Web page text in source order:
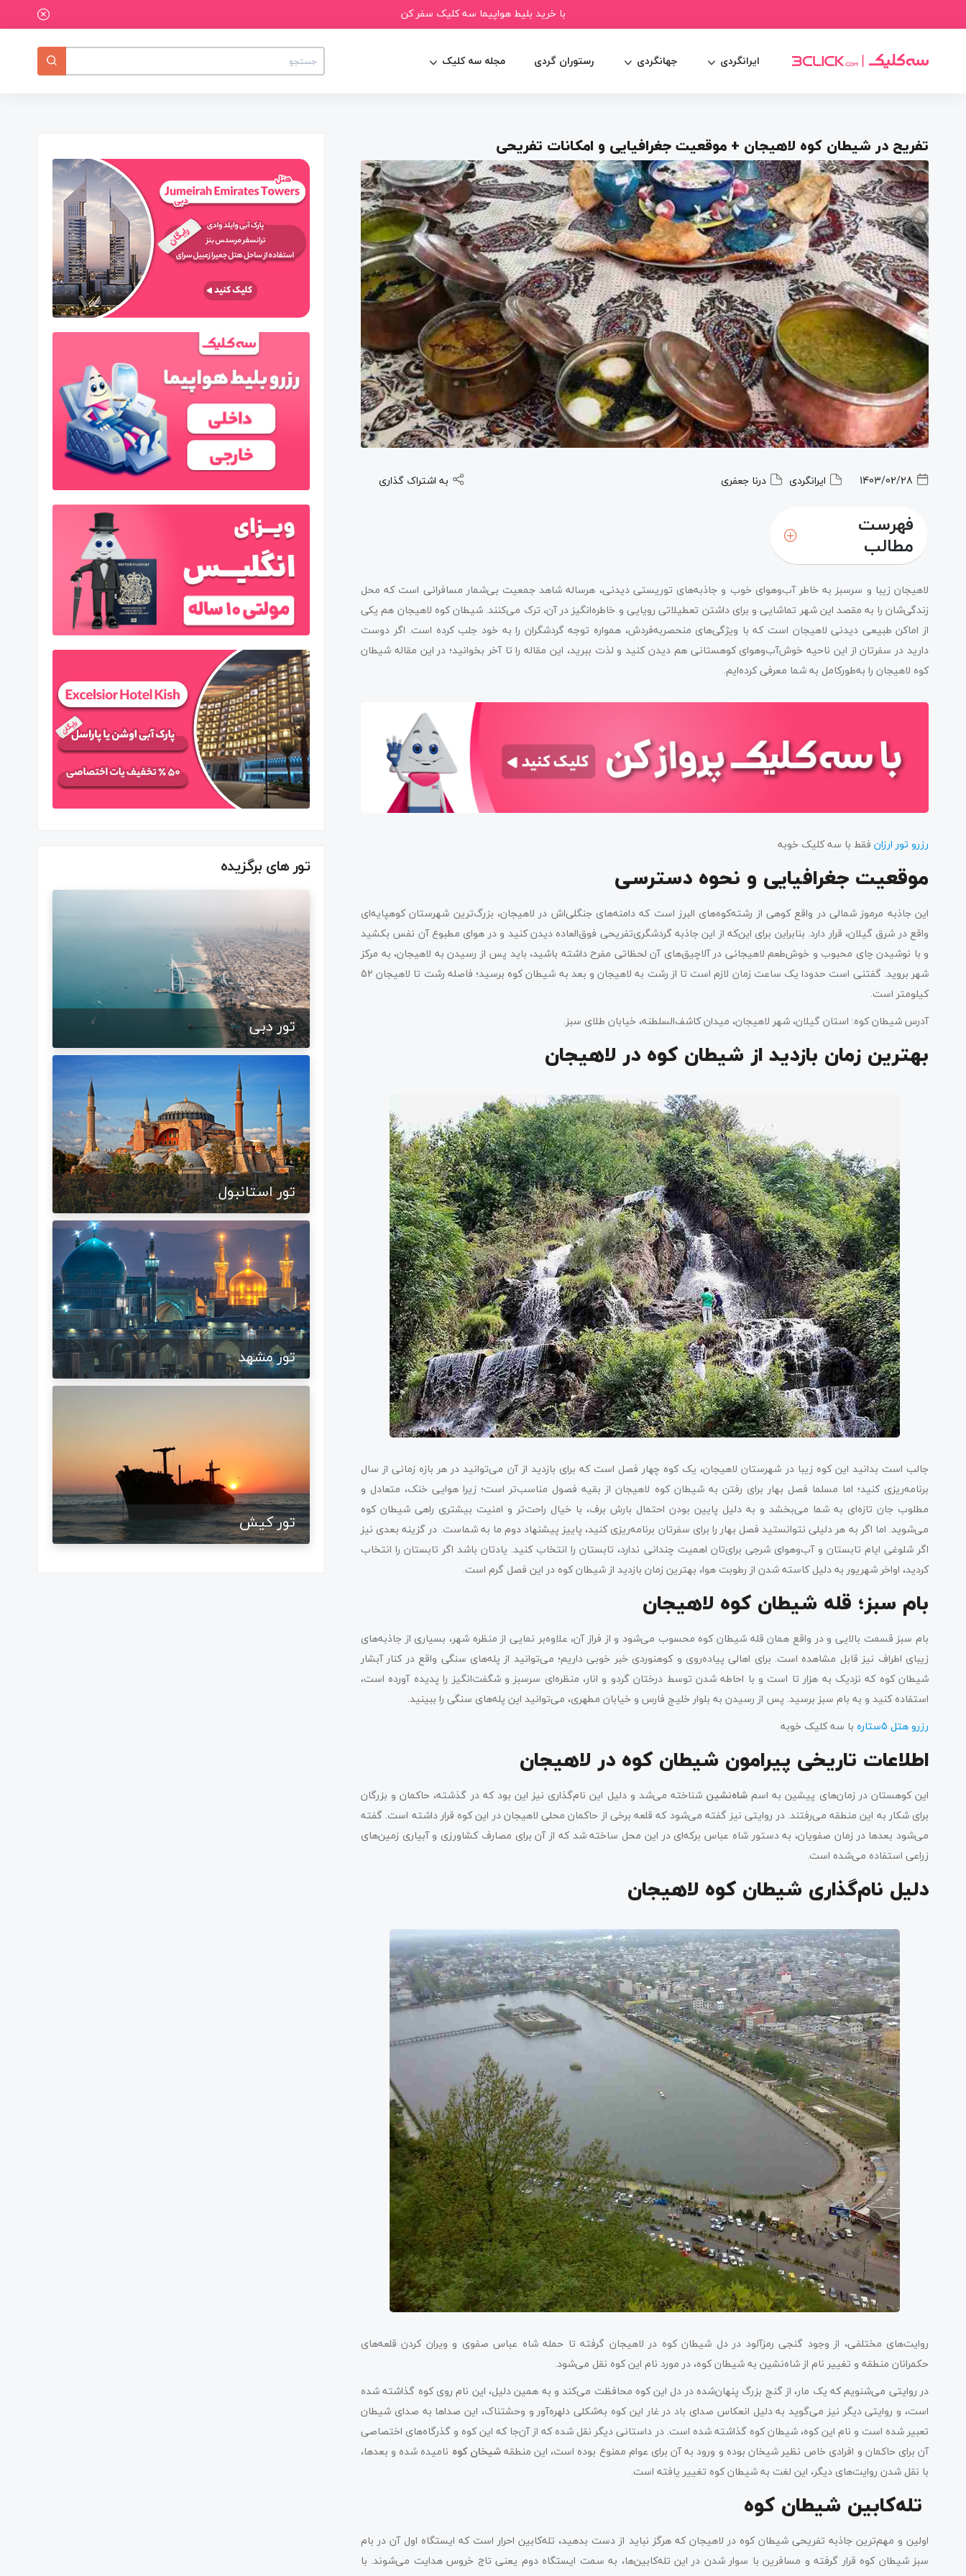
با خرید بلیط هواپیما سه کلیک سفر کن
ایرانگردی جهانگردی رستوران گردی مجله سه کلیک
تفریح در شیطان کوه لاهیجان + موقعیت جغرافیایی و امکانات تفریحی
1403/02/28 ایرانگردی درنا جعفری به اشتراک گذاری
فهرست
مطالب
لاهیجان زیبا و سرسبز به خاطر آب‌وهوای خوب و جاذبه‌های توریستی دیدنی، هرساله شاهد جمعیت بی‌شمار مسافرانی است که محل
زندگی‌شان را به مقصد این شهر تماشایی و برای داشتن تعطیلاتی رویایی و خاطره‌انگیز در آن، ترک می‌کنند. شیطان کوه لاهیجان هم یکی
از اماکن طبیعی دیدنی لاهیجان است که با ویژگی‌های منحصربه‌فردش، همواره توجه گردشگران را به خود جلب کرده است. اگر دوست
دارید در سفرتان از این ناحیه خوش‌آب‌وهوای کوهستانی هم دیدن کنید و لذت ببرید، این مقاله را تا آخر بخوانید؛ در این مقاله شیطان
کوه لاهیجان را به‌طورکامل به شما معرفی کرده‌ایم.
رزرو تور ارزان فقط با سه کلیک خوبه
موقعیت جغرافیایی و نحوه دسترسی
این جاذبه مرموز شمالی در واقع کوهی از رشته‌کوه‌های البرز است که دامنه‌های جنگلی‌اش در لاهیجان، بزرگ‌ترین شهرستان کوهپایه‌ای
واقع در شرق گیلان، قرار دارد. بنابراین برای این‌که از این جاذبه گردشگری‌تفریحی فوق‌العاده دیدن کنید و در هوای مطبوع آن نفس بکشید
و با نوشیدن چای محبوب و خوش‌طعم لاهیجانی در آلاچیق‌های آن لحظاتی مفرح داشته باشید، باید پس از رسیدن به لاهیجان، به مرکز
شهر بروید. گفتنی است حدودا یک ساعت زمان لازم است تا از رشت به لاهیجان و بعد به شیطان کوه برسید؛ فاصله رشت تا لاهیجان 52
کیلومتر است.
آدرس شیطان کوه: استان گیلان، شهر لاهیجان، میدان کاشف‌السلطنه، خیابان طلای سبز.
بهترین زمان بازدید از شیطان کوه در لاهیجان
جالب است بدانید این کوه زیبا در شهرستان لاهیجان، یک کوه چهار فصل است که برای بازدید از آن می‌توانید در هر بازه زمانی از سال
برنامه‌ریزی کنید؛ اما مسلما فصل بهار برای رفتن به شیطان کوه لاهیجان از بقیه فصول مناسب‌تر است؛ زیرا هوایی خنک، متعادل و
مطلوب جان تازه‌ای به شما می‌بخشد و به دلیل پایین بودن احتمال بارش برف، با خیال راحت‌تر و امنیت بیشتری راهی شیطان کوه
می‌شوید. اما اگر به هر دلیلی نتوانستید فصل بهار را برای سفرتان برنامه‌ریزی کنید، پاییز پیشنهاد دوم ما به شماست. در گزینه بعدی نیز
اگر شلوغی ایام تابستان و آب‌وهوای شرجی برای‌تان اهمیت چندانی ندارد، تابستان را انتخاب کنید. یادتان باشد اگر تابستان را انتخاب
کردید، اواخر شهریور به دلیل کاسته شدن از رطوبت هوا، بهترین زمان بازدید از شیطان کوه در این فصل گرم است.
بام سبز؛ قله شیطان کوه لاهیجان
بام سبز قسمت بالایی و در واقع همان قله شیطان کوه محسوب می‌شود و از فراز آن، علاوه‌بر نمایی از منظره شهر، بسیاری از جاذبه‌های
زیبای اطراف نیز قابل مشاهده است. برای اهالی پیاده‌روی و کوهنوردی خبر خوبی داریم؛ می‌توانید از پله‌های سنگی واقع در کنار آبشار
شیطان کوه که نزدیک به هزار تا است و با احاطه شدن توسط درختان گردو و انار، منظره‌ای سرسبز و شگفت‌انگیز را پدیده آورده است،
استفاده کنید و به بام سبز برسید. پس از رسیدن به بلوار خلیج فارس و خیابان مطهری، می‌توانید این پله‌های سنگی را ببینید.
رزرو هتل 5ستاره
با سه کلیک خوبه
اطلاعات تاریخی پیرامون شیطان کوه در لاهیجان
این کوهستان در زمان‌های پیشین به اسم شاه‌نشین شناخته می‌شد و دلیل این نام‌گذاری نیز این بود که در گذشته، حاکمان و بزرگان
برای شکار به این منطقه می‌رفتند. در روایتی نیز گفته می‌شود که قلعه برخی از حاکمان محلی لاهیجان در این کوه قرار داشته است. گفته
می‌شود بعدها در زمان صفویان، به دستور شاه عباس برکه‌ای در این محل ساخته شد که از آن برای مصارف کشاورزی و آبیاری زمین‌های
زراعی استفاده می‌شده است.
دلیل نام‌گذاری شیطان کوه لاهیجان
روایت‌های مختلفی، از وجود گنجی رمزآلود در دل شیطان کوه در لاهیجان گرفته تا حمله شاه عباس صفوی و ویران کردن قلعه‌های
حکمرانان منطقه و تغییر نام از شاه‌نشین به شیطان کوه، در مورد نام این کوه نقل می‌شود.
در روایتی می‌شنویم که یک مار، از گنج بزرگ پنهان‌شده در دل این کوه محافظت می‌کند و به همین دلیل، این نام روی کوه گذاشته شده
است، و روایتی دیگر نیز می‌گوید به دلیل انعکاس صدای باد در غار این کوه به‌شکلی دلهره‌آور و وحشتناک، این صداها به صدای شیطان
تعبیر شده است و نام این کوه، شیطان کوه گذاشته شده است. در داستانی دیگر نقل شده که از آن‌جا که این کوه و گذرگاه‌های اختصاصی
آن برای حاکمان و افرادی خاص نظیر شیخان بوده و ورود به آن برای عوام ممنوع بوده است، این منطقهشیخان کوه نامیده شده و بعدها،
با نقل شدن روایت‌های دیگر، این لغت به شیطان کوه تغییر یافته است.
تله‌کابین شیطان کوه
اولین و مهم‌ترین جاذبه تفریحی شیطان کوه در لاهیجان که هرگز نباید از دست بدهید، تله‌کابین احرار است که ایستگاه اول آن در بام
سبز شیطان کوه قرار گرفته و مسافرین با سوار شدن در این تله‌کابین‌ها، به سمت ایستگاه دوم یعنی تاج خروس هدایت می‌شوند. با
تور های برگزیده
تور دبی
تور استانبول
تور مشهد
تور کیش